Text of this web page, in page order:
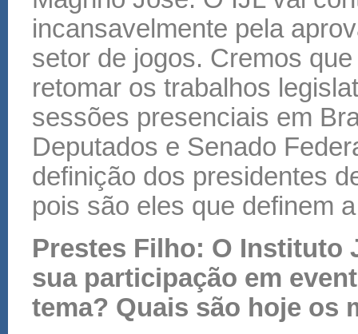
incansavelmente pela
setor de jogos. Cremos
retomar os trabalhos
sessões presenciais em
Deputados e Senado
definição dos presidentes
pois são eles que definem
Prestes Filho: O Instituto
sua participação em
tema? Quais são hoje os